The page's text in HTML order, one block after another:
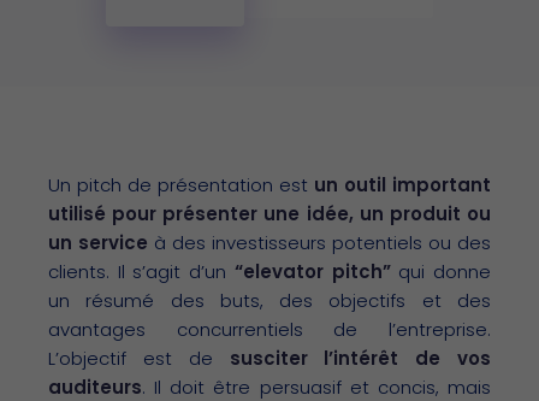
Un pitch de présentation est un outil important
utilisé pour présenter une idée, un produit ou
un service à des investisseurs potentiels ou des
clients. Il s’agit d’un “elevator pitch”qui donne
un résumé des buts, des objectifs et des
avantages concurrentiels de l’entreprise.
L’objectif est de susciter l’intérêt de vos
auditeurs. Il doit être persuasif et concis, mais